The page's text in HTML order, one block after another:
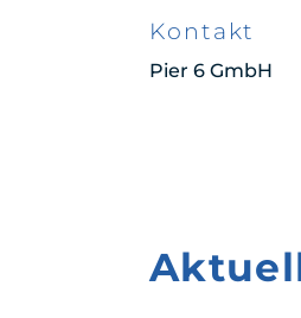
Kontakt
Pier 6 GmbH